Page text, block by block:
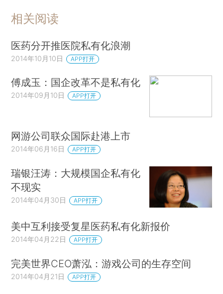
相关阅读
医药分开推医院私有化浪潮
2014年10月10日 APP打开
傅成玉：国企改革不是私有化
2014年09月10日 APP打开
网游公司联众国际赴港上市
2014年06月16日 APP打开
瑞银汪涛：大规模国企私有化
不现实
2014年04月30日 APP打开
美中互利接受复星医药私有化新报价
2014年04月22日 APP打开
完美世界CEO萧泓：游戏公司的生存空间
2014年04月21日 APP打开